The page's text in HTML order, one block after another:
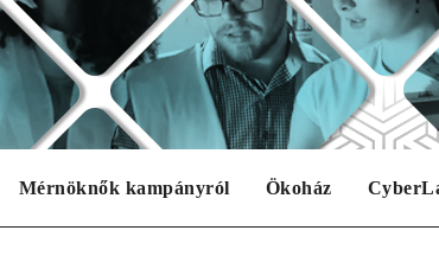
Mérnöknők kampányról Ökoház